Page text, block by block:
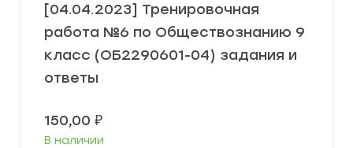
[04.04.2023] Тренировочная
работа №6 по Обществознанию 9
класс (ОБ2290601-04) задания и
ответы
150,00 ₽
В наличии